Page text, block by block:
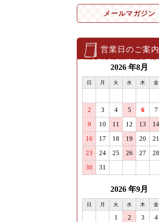
メールマガジン
営業日のご案内